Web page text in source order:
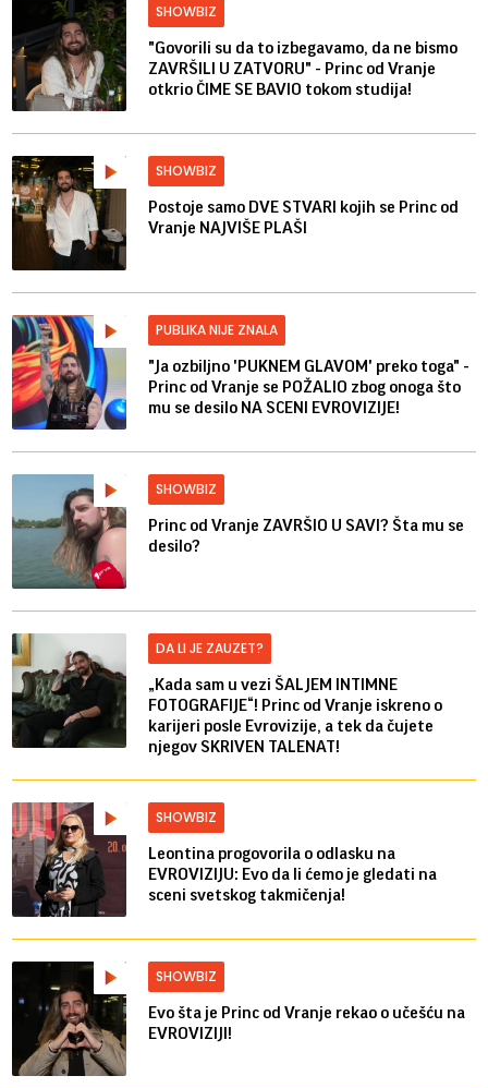
SHOWBIZ
"Govorili su da to izbegavamo, da ne bismo
ZAVRŠILI U ZATVORU" - Princ od Vranje
otkrio ČIME SE BAVIO tokom studija!
SHOWBIZ
Postoje samo DVE STVARI kojih se Princ od
Vranje NAJVIŠE PLAŠI
PUBLIKA NIJE ZNALA
"Ja ozbiljno 'PUKNEM GLAVOM' preko toga" -
Princ od Vranje se POŽALIO zbog onoga što
mu se desilo NA SCENI EVROVIZIJE!
SHOWBIZ
Princ od Vranje ZAVRŠIO U SAVI? Šta mu se
desilo?
DA LI JE ZAUZET?
„Kada sam u vezi ŠALJEM INTIMNE
FOTOGRAFIJE“! Princ od Vranje iskreno o
karijeri posle Evrovizije, a tek da čujete
njegov SKRIVEN TALENAT!
SHOWBIZ
Leontina progovorila o odlasku na
EVROVIZIJU: Evo da li ćemo je gledati na
sceni svetskog takmičenja!
SHOWBIZ
Evo šta je Princ od Vranje rekao o učešću na
EVROVIZIJI!